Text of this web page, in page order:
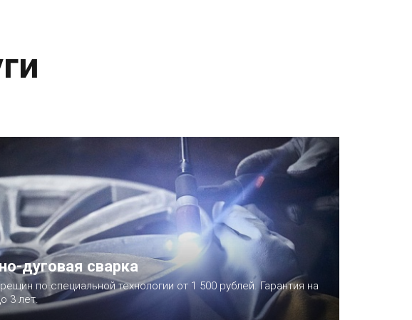
дуговая сварка
по специальной технологии от 1 500 рублей. Гарантия на
3 лет.